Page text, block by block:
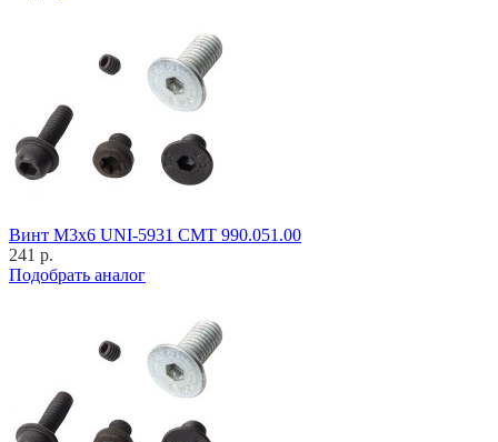
Винт M3x6 UNI-5931 CMT 990.051.00
241 р.
Подобрать аналог